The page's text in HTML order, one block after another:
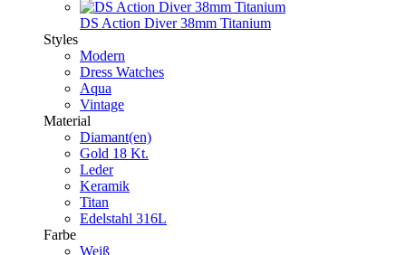
DS Action Diver 38mm Titanium
Styles
Modern
Dress Watches
Aqua
Vintage
Material
Diamant(en)
Gold 18 Kt.
Leder
Keramik
Titan
Edelstahl 316L
Farbe
Weiß